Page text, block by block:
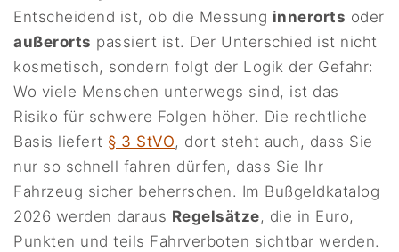
Entscheidend ist, ob die Messung innerorts oder
außerorts passiert ist. Der Unterschied ist nicht
kosmetisch, sondern folgt der Logik der Gefahr:
Wo viele Menschen unterwegs sind, ist das
Risiko für schwere Folgen höher. Die rechtliche
Basis liefert § 3 StVO, dort steht auch, dass Sie
nur so schnell fahren dürfen, dass Sie Ihr
Fahrzeug sicher beherrschen. Im Bußgeldkatalog
2026 werden daraus Regelsätze, die in Euro,
Punkten und teils Fahrverboten sichtbar werden.